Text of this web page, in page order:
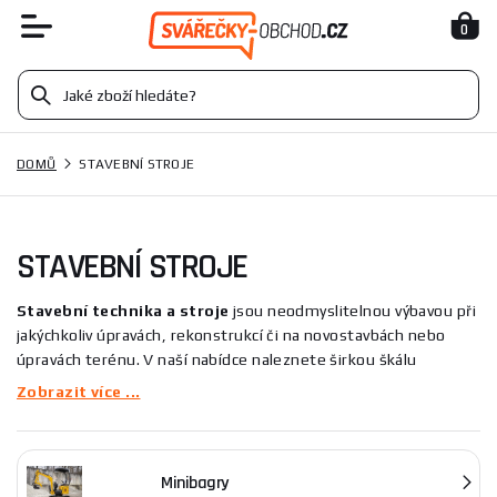
0
DOMŮ STAVEBNÍ STROJE
STAVEBNÍ STROJE
Stavební technika a stroje jsou neodmyslitelnou výbavou při
jakýchkoliv úpravách, rekonstrukcí či na novostavbách nebo
úpravách terénu. V naší nabídce naleznete širkou škálu
stavebních strojů od ručních řezaček na obkladačky, přes
řezače spár či vibrační válce. Ať už jste domácí kutil či
profesionál, při uprávách koupelen, kuchyní a podobně se jistě
neobejdete bez
řezačky na dlažbu
. U nás naleznete jak hobby
Zobrazit více ...
Minibagry